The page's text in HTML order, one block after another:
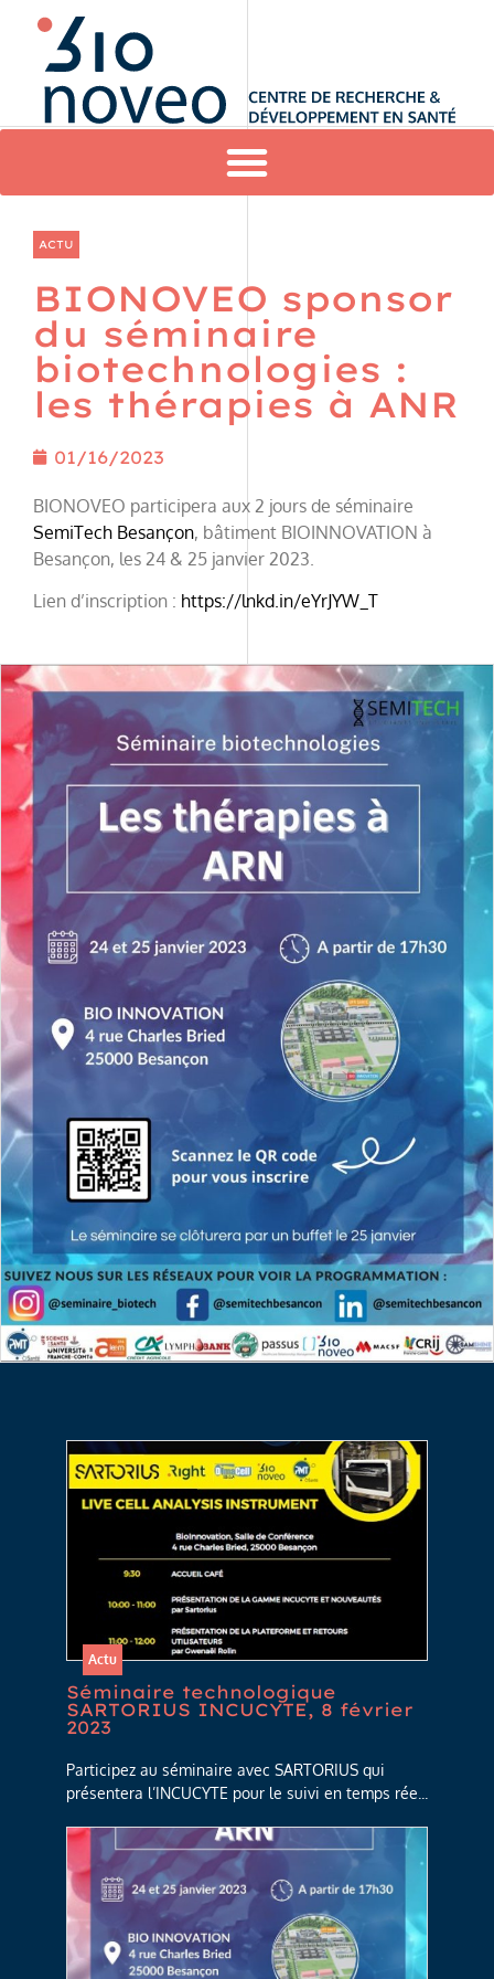
ACTU
BIONOVEO sponsor
du séminaire
biotechnologies :
les thérapies à ANR
01/16/2023
BIONOVEO participera aux 2 jours de séminaire
SemiTech Besançon, bâtiment BIOINNOVATION à
Besançon, les 24 & 25 janvier 2023.
Lien d’inscription : https://lnkd.in/eYrJYW_T
Actu
Séminaire technologique
SARTORIUS INCUCYTE, 8 février
2023
Participez au séminaire avec SARTORIUS qui
présentera l’INCUCYTE pour le suivi en temps rée...